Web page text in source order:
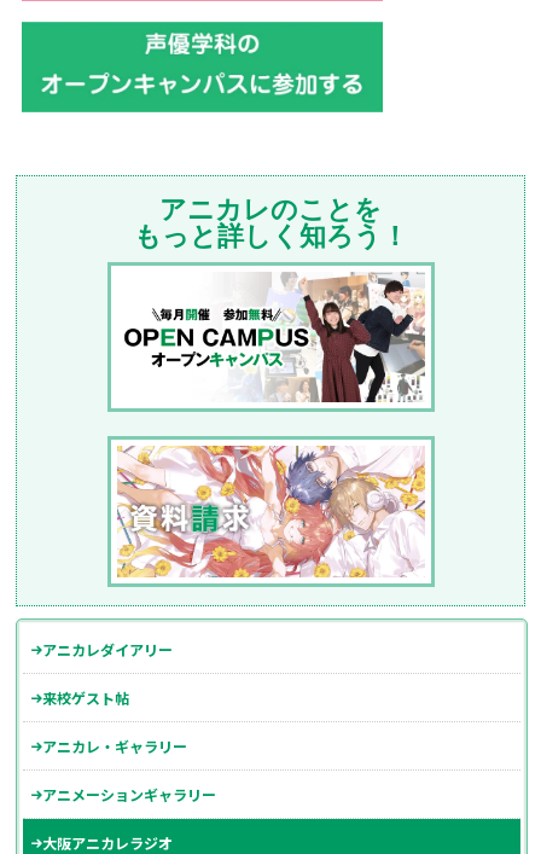
アニカレのことを
もっと詳しく知ろう！
アニカレダイアリー
来校ゲスト帖
アニカレ・ギャラリー
アニメーションギャラリー
大阪アニカレラジオ